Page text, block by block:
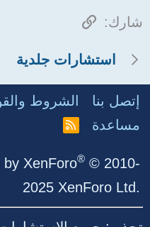
شارك: الرابط
استشارات جلدية
إتصل بنا الشروط
مساعدة
R
XenForo® © 2010-
2025 XenForo Ltd.